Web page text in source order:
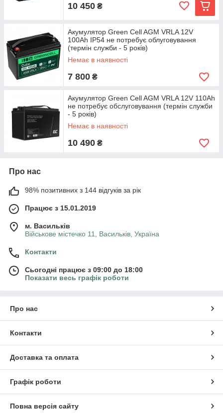
10 450 ₴
Акумулятор Green Cell AGM VRLA 12V
100Ah IP54 не потребує облуговування
(термін служби - 5 років)
Немає в наявності
7 800 ₴
Акумулятор Green Cell AGM VRLA 12V 110Ah
не потребує обслуговування (термін служби
- 5 років)
Немає в наявності
10 490 ₴
Про нас
98% позитивних з 144 відгуків за рік
Працює з 15.01.2019
м. Васильків
Військове містечко 11, Васильків, Україна
Контакти
Сьогодні працює з 09:00 до 18:00
Показати весь графік роботи
Про нас
Контакти
Доставка та оплата
Графік роботи
Повна версія сайту